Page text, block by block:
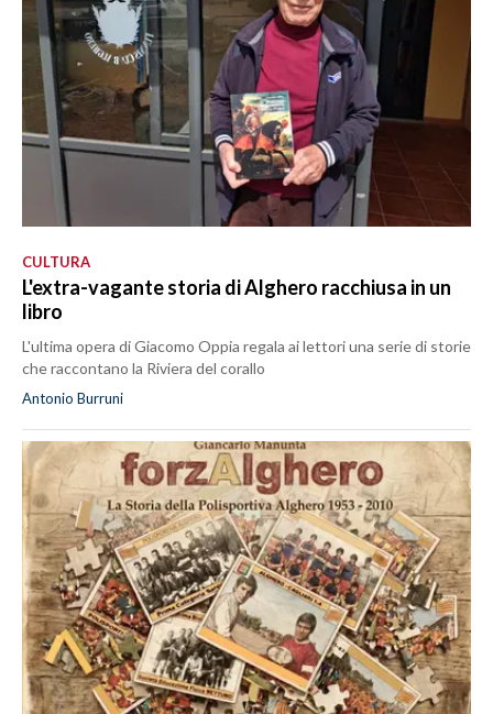
CULTURA
L'extra-vagante storia di Alghero racchiusa in un
libro
L'ultima opera di Giacomo Oppia regala ai lettori una serie di storie
che raccontano la Riviera del corallo
Antonio Burruni